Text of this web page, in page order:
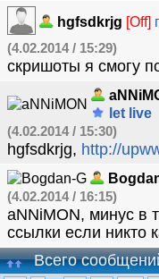
hgfsdkrjg [Off]
(4.02.2014 / 15:29)
скришоты я смогу
let live
(4.02.2014 / 15:30)
hgfsdkrjg, http://
(4.02.2014 / 16:15)
aNNiMON, минус в
ссылки если никто
Всего